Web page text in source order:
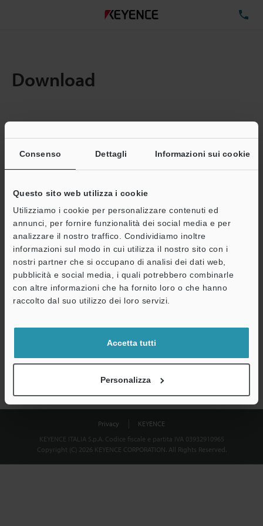
Consenso Dettagli Informazioni sui cookie
Questo sito web utilizza i cookie
Utilizziamo i cookie per personalizzare contenuti ed
annunci, per fornire funzionalità dei social media e per
analizzare il nostro traffico. Condividiamo inoltre
informazioni sul modo in cui utilizza il nostro sito con i
nostri partner che si occupano di analisi dei dati web,
pubblicità e social media, i quali potrebbero combinarle
con altre informazioni che ha fornito loro o che hanno
raccolto dal suo utilizzo dei loro servizi.
Accetta tutti
Personalizza
Download
Quantita: 1Dimensioni file totali:0.71MB
Indirizzo e-mail (obbligatorio)
Download
Dichiarazione sulla privacy
Privacy
KEYENCE
KEYENCE ITALIA S.p.A. Codice fiscale e partita IVA 03932910965
Copyright (C) 2026 KEYENCE CORPORATION. All Rights Reserved.